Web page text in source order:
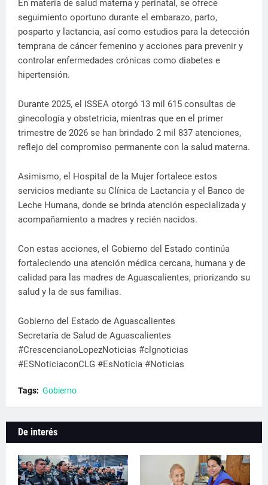
En materia de salud materna y perinatal, se ofrece
seguimiento oportuno durante el embarazo, parto,
posparto y lactancia, así como estudios para la detección
temprana de cáncer femenino y acciones para prevenir y
controlar enfermedades crónicas como diabetes e
hipertensión.
Durante 2025, el ISSEA otorgó 13 mil 615 consultas de
ginecología y obstetricia, mientras que en el primer
trimestre de 2026 se han brindado 2 mil 837 atenciones,
reflejo del compromiso permanente con la salud materna.
Asimismo, el Hospital de la Mujer fortalece estos
servicios mediante su Clínica de Lactancia y el Banco de
Leche Humana, donde se brinda atención especializada y
acompañamiento a madres y recién nacidos.
Con estas acciones, el Gobierno del Estado continúa
fortaleciendo una atención médica cercana, humana y de
calidad para las madres de Aguascalientes, priorizando su
salud y la de sus familias.
Gobierno del Estado de Aguascalientes
Secretaría de Salud de Aguascalientes
#CrescencianoLopezNoticias #clgnoticias
#ESNoticiaconCLG #EsNoticia #Noticias
Tags: Gobierno
De interés